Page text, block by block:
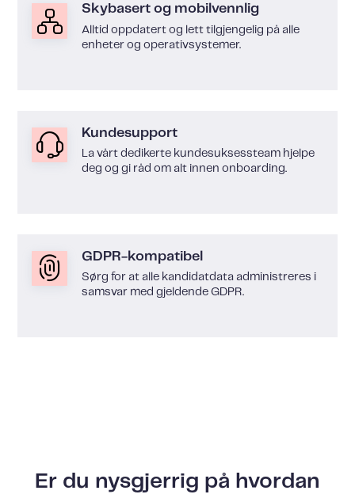
Skybasert og mobilvennlig
Alltid oppdatert og lett tilgjengelig på alle
enheter og operativsystemer.
Kundesupport
La vårt dedikerte kundesuksessteam hjelpe
deg og gi råd om alt innen onboarding.
GDPR-kompatibel
Sørg for at alle kandidatdata administreres i
samsvar med gjeldende GDPR.
Er du nysgjerrig på hvordan